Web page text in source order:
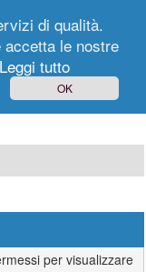
per visualizzare
di qualità.
le nostre
Leggi tutto
OK